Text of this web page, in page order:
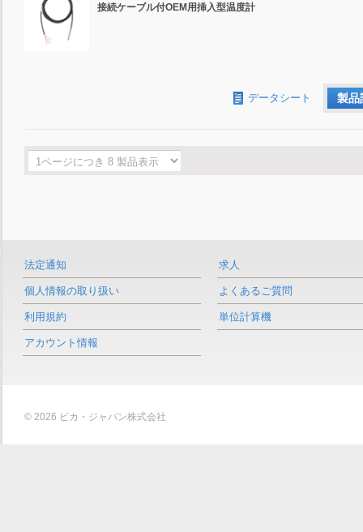
接続ケーブル付OEM用挿入型温度計
製品
データシート
法定通知
個人情報の取り扱い
利用規約
アカウント情報
求人
よくあるご質問
単位計算機
© 2026 ビカ・ジャパン株式会社